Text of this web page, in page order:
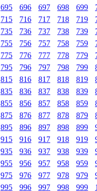
695 696 697 698 699
715 716 717 718 719
735 736 737 738 739
755 756 757 758 759
775 776 777 778 779
795 796 797 798 799
815 816 817 818 819
835 836 837 838 839
855 856 857 858 859
875 876 877 878 879
895 896 897 898 899
915 916 917 918 919
935 936 937 938 939
955 956 957 958 959
975 976 977 978 979
995 996 997 998 999